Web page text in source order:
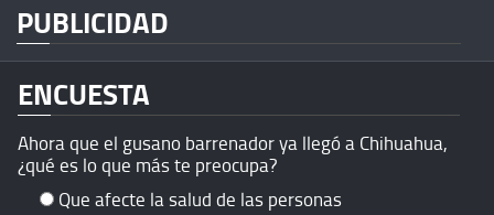
PUBLICIDAD
ENCUESTA
Ahora que el gusano barrenador ya llegó a Chihuahua,
¿qué es lo que más te preocupa?
Que afecte la salud de las personas